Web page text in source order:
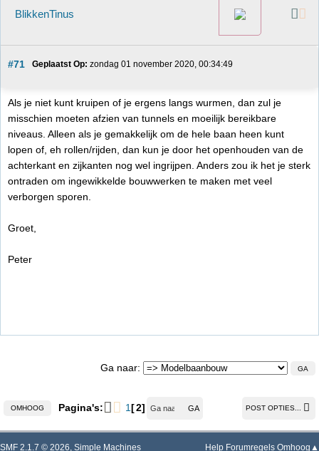
BlikkenTinus
#71 Geplaatst Op: zondag 01 november 2020, 00:34:49
Als je niet kunt kruipen of je ergens langs wurmen, dan zul je
misschien moeten afzien van tunnels en moeilijk bereikbare
niveaus. Alleen als je gemakkelijk om de hele baan heen kunt
lopen of, eh rollen/rijden, dan kun je door het openhouden van de
achterkant en zijkanten nog wel ingrijpen. Anders zou ik het je sterk
ontraden om ingewikkelde bouwwerken te maken met veel
verborgen sporen.
Groet,
Peter
Ga naar
OMHOOG Pagina's: 1 2 POST OPTIES...
SMF 2.1.7 © 2026, Simple Machines Help Forumregels Omhoog▲